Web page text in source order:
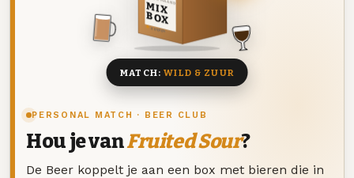
PERSONAL MATCH · BEER CLUB
Hou je vanFruited Sour?
De Beer koppelt je aan een box met bieren die in
MIX
BOX
8 BIEREN
MATCH:WILD & ZUUR